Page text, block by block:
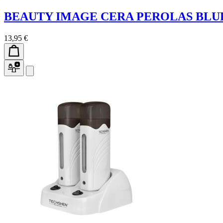
BEAUTY IMAGE CERA PEROLAS
13,95 €